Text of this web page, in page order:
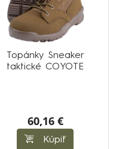
Topánky Sneaker
taktické COYOTE
60,16 €
Kúpiť